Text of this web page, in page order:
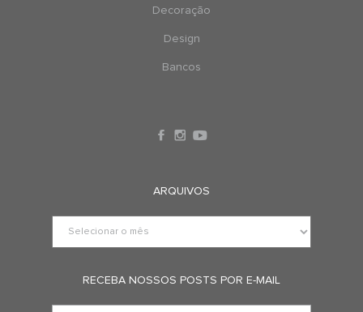
Decoração
Design
Bancos
ARQUIVOS
RECEBA NOSSOS POSTS POR E-MAIL